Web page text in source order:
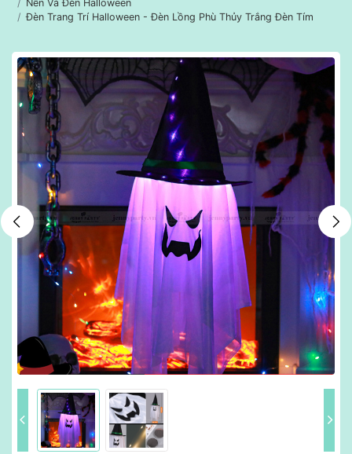
Nến Và Đèn Halloween
Đèn Trang Trí Halloween - Đèn Lồng Phù Thủy Trắng Đèn Tím